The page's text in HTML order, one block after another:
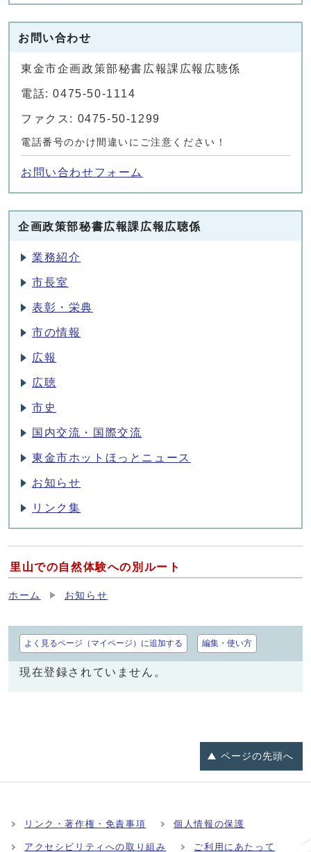
お問い合わせ
東金市企画政策部秘書広報課広報広聴係
電話: 0475-50-1114
ファクス: 0475-50-1299
電話番号のかけ間違いにご注意ください！
お問い合わせフォーム
企画政策部秘書広報課広報広聴係
業務紹介
市長室
表彰・栄典
市の情報
広報
広聴
市史
国内交流・国際交流
東金市ホットほっとニュース
お知らせ
リンク集
里山での自然体験への別ルート
ホーム お知らせ
よく見るページ（マイページ）に追加する 編集・使い方
現在登録されていません。
ページの先頭へ
リンク・著作権・免責事項 個人情報の保護
アクセシビリティへの取り組み ご利用にあたって